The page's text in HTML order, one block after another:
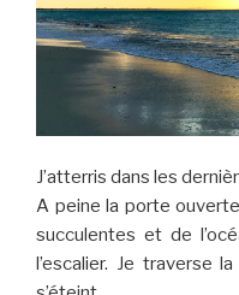
J’atterris dans les
A peine la porte
succulentes et de
l’escalier. Je traverse